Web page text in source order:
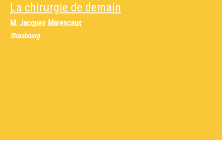
La chirurgie de demain
M. Jacques Marescaux
Strasbourg